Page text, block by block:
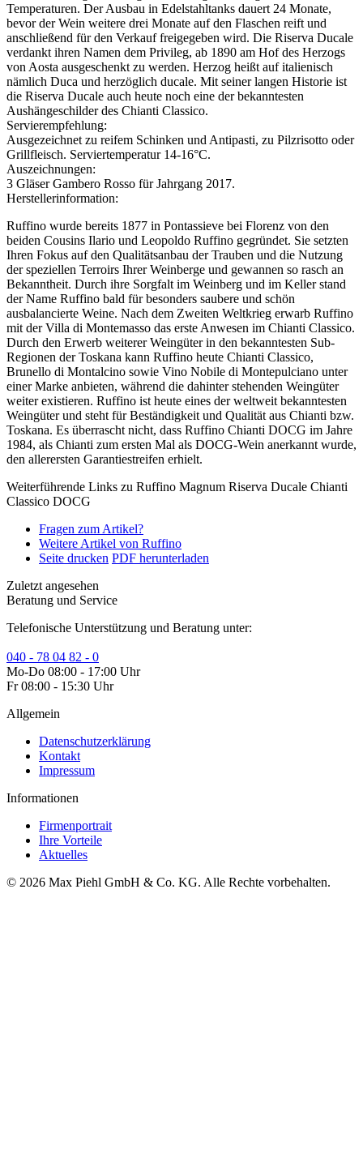
Temperaturen. Der Ausbau in Edelstahltanks dauert 24 Monate,
bevor der Wein weitere drei Monate auf den Flaschen reift und
anschließend für den Verkauf freigegeben wird. Die Riserva Ducale
verdankt ihren Namen dem Privileg, ab 1890 am Hof des Herzogs
von Aosta ausgeschenkt zu werden. Herzog heißt auf italienisch
nämlich Duca und herzöglich ducale. Mit seiner langen Historie ist
die Riserva Ducale auch heute noch eine der bekanntesten
Aushängeschilder des Chianti Classico.
Servierempfehlung:
Ausgezeichnet zu reifem Schinken und Antipasti, zu Pilzrisotto oder
Grillfleisch. Serviertemperatur 14-16°C.
Auszeichnungen:
3 Gläser Gambero Rosso für Jahrgang 2017.
Herstellerinformation:
Ruffino wurde bereits 1877 in Pontassieve bei Florenz von den
beiden Cousins Ilario und Leopoldo Ruffino gegründet. Sie setzten
Ihren Fokus auf den Qualitätsanbau der Trauben und die Nutzung
der speziellen Terroirs Ihrer Weinberge und gewannen so rasch an
Bekanntheit. Durch ihre Sorgfalt im Weinberg und im Keller stand
der Name Ruffino bald für besonders saubere und schön
ausbalancierte Weine. Nach dem Zweiten Weltkrieg erwarb Ruffino
mit der Villa di Montemasso das erste Anwesen im Chianti Classico.
Durch den Erwerb weiterer Weingüter in den bekanntesten Sub-
Regionen der Toskana kann Ruffino heute Chianti Classico,
Brunello di Montalcino sowie Vino Nobile di Montepulciano unter
einer Marke anbieten, während die dahinter stehenden Weingüter
weiter existieren. Ruffino ist heute eines der weltweit bekanntesten
Weingüter und steht für Beständigkeit und Qualität aus Chianti bzw.
Toskana. Es überrascht nicht, dass Ruffino Chianti DOCG im Jahre
1984, als Chianti zum ersten Mal als DOCG-Wein anerkannt wurde,
den allerersten Garantiestreifen erhielt.
Weiterführende Links zu Ruffino Magnum Riserva Ducale Chianti
Classico DOCG
Fragen zum Artikel?
Weitere Artikel von Ruffino
Seite drucken PDF herunterladen
Zuletzt angesehen
Beratung und Service
Telefonische Unterstützung und Beratung unter:
040 - 78 04 82 - 0
Mo-Do 08:00 - 17:00 Uhr
Fr 08:00 - 15:30 Uhr
Allgemein
Datenschutzerklärung
Kontakt
Impressum
Informationen
Firmenportrait
Ihre Vorteile
Aktuelles
© 2026 Max Piehl GmbH & Co. KG. Alle Rechte vorbehalten.